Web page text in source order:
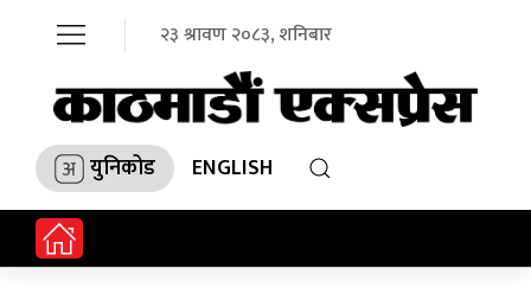
२३ श्रावण २०८३, शनिबार
युनिकोड ENGLISH